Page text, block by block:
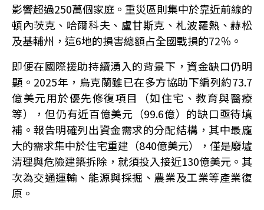
影響超過250萬個家庭。重災區則集中於靠近前線的
頓內茨克、哈爾科夫、盧甘斯克、札波羅熱、赫松
及基輔州，這6地的損害總額占全國戰損的72％。
即便在國際援助持續湧入的背景下，資金缺口仍明
顯。2025年，烏克蘭雖已在多方協助下編列約73.7
億美元用於優先修復項目（如住宅、教育與醫療
等），但仍有近百億美元（99.6億）的缺口亟待填
補。報告明確列出資金需求的分配結構，其中最龐
大的需求集中於住宅重建（840億美元），僅是廢墟
清理與危險建築拆除，就須投入接近130億美元。其
次為交通運輸、能源與採掘、農業及工業等產業復
原。